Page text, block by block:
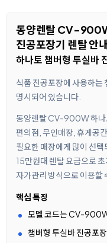
동양렌탈 CV-
진공포장기 렌탈 안내
하나토 챔버형 투실
식품 진공포장에 사용하는
명시되어 있습니다.
동양렌탈 CV-900W 하나
편의점, 무인매장, 휴게공
필요한 매장에게 많이 선
15만원대 렌탈 요금으로 초
자가관리 방식으로 이용할
핵심 특징
모델 코드는 CV-
챔버형 투실바 진공포